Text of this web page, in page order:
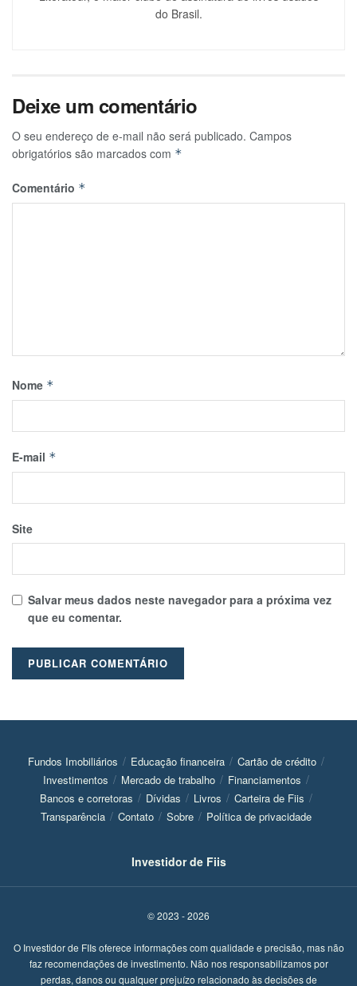
do Brasil.
Deixe um comentário
O seu endereço de e-mail não será publicado. Campos
obrigatórios são marcados com *
Comentário *
Nome *
E-mail *
Site
Salvar meus dados neste navegador para a próxima vez
que eu comentar.
Fundos Imobiliários Educação financeira
Cartão de crédito
Investimentos
Mercado de trabalho
Financiamentos
Bancos e corretoras
Dívidas Livros
Carteira de Fiis
Transparência
Contato Sobre Política de privacidade
Investidor de Fiis
© 2023 - 2026
O Investidor de FIIs oferece informações com qualidade e precisão, mas não
faz recomendações de investimento. Não nos responsabilizamos por
perdas, danos ou qualquer prejuízo relacionado às decisões de